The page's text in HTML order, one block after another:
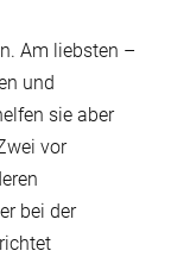
Am liebsten –
und
sie aber
vor
bei der